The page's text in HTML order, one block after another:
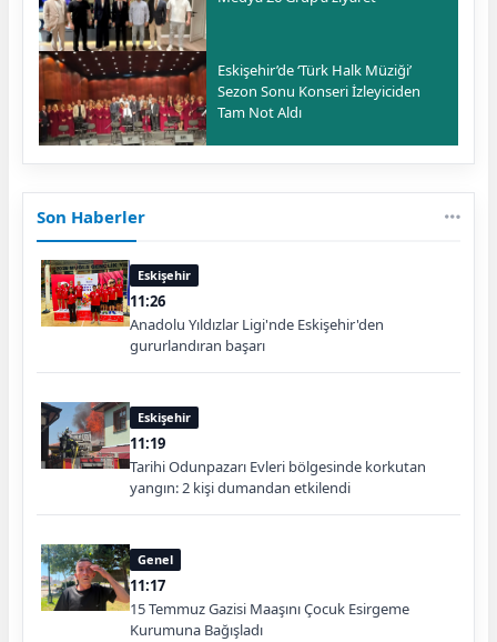
Eskişehir’de ‘Türk Halk Müziği’
Sezon Sonu Konseri İzleyiciden
Tam Not Aldı
Son Haberler
Eskişehir
11:26
Anadolu Yıldızlar Ligi'nde Eskişehir'den
gururlandıran başarı
Eskişehir
11:19
Tarihi Odunpazarı Evleri bölgesinde korkutan
yangın: 2 kişi dumandan etkilendi
Genel
11:17
15 Temmuz Gazisi Maaşını Çocuk Esirgeme
Kurumuna Bağışladı